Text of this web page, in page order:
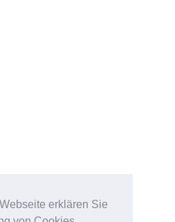
erklären Sie